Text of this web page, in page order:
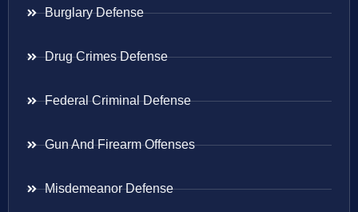
Burglary Defense
Drug Crimes Defense
Federal Criminal Defense
Gun And Firearm Offenses
Misdemeanor Defense